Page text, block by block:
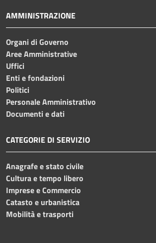
AMMINISTRAZIONE
Organi di Governo
Aree Amministrative
Uffici
Enti e fondazioni
Politici
Personale Amministrativo
Documenti e dati
CATEGORIE DI SERVIZIO
Anagrafe e stato civile
Cultura e tempo libero
Imprese e Commercio
Catasto e urbanistica
Mobilità e trasporti